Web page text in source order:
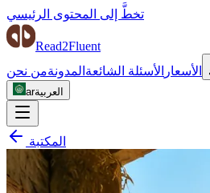
تخطَّ إلى المحتوى الرئيسي
Read2Fluent
الأسعار الأسئلة الشائعة المدونةمن نحن
arالعربية
المكتبة